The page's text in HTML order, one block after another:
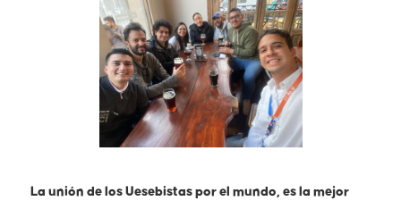
La unión de los Uesebistas por el mundo, es la mejor